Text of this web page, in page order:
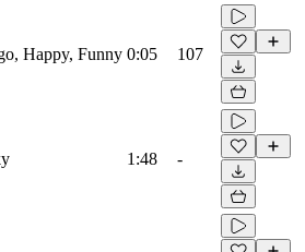
Happy, Funny 0:05 107
1:48 -